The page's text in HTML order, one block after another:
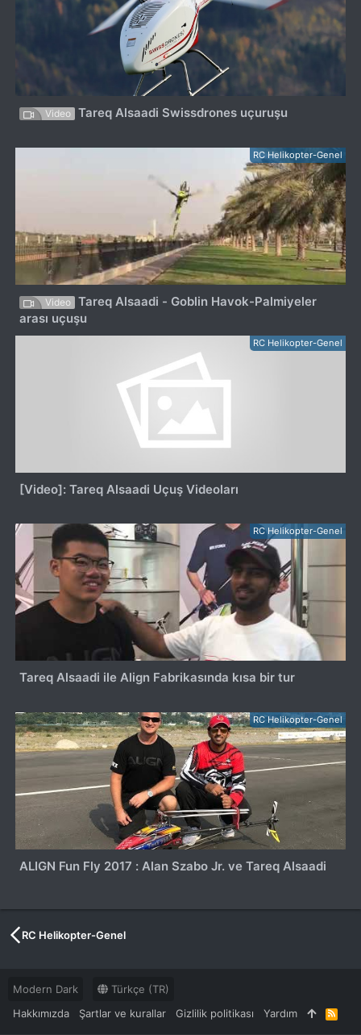
Video Tareq Alsaadi Swissdrones uçuruşu
RC Helikopter-Genel
Video Tareq Alsaadi - Goblin Havok-Palmiyeler
arası uçuşu
RC Helikopter-Genel
[Video]: Tareq Alsaadi Uçuş Videoları
RC Helikopter-Genel
Tareq Alsaadi ile Align Fabrikasında kısa bir tur
RC Helikopter-Genel
ALIGN Fun Fly 2017 : Alan Szabo Jr. ve Tareq Alsaadi
RC Helikopter-Genel
Modern Dark
Türkçe (TR)
Hakkımızda
Şartlar ve kurallar Gizlilik politikası Yardım
R
S